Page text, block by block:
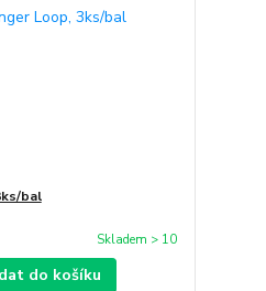
bal
Skladem > 10
do košíku